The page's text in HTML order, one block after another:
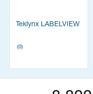
Teklynx LABELVIEW
(0)